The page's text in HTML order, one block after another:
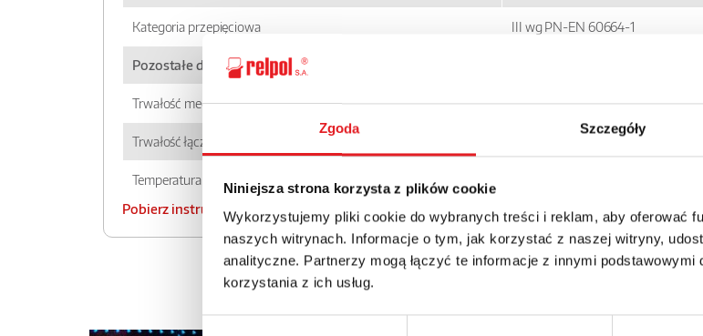
Zgoda Szczegóły
Niniejsza strona korzysta z plików cookie
Wykorzystujemy pliki cookie do wybranych treści i reklam, aby oferować
naszych witrynach. Informacje o tym, jak korzystać z naszej witryny,
analityczne. Partnerzy mogą łączyć te informacje z innymi
korzystania z ich usług.
Kategoria przepięciowa III wg PN-EN 60664-1
Pozostałe dane:
Trwałość mechaniczna > 3 x 10
Trwałość łączeniowa - w kategorii AC1
Temperatura otoczenia - pracy
Pobierz instrukcję użytkowania RPN